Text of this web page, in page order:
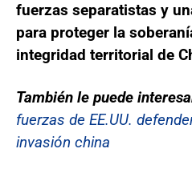
fuerzas separatistas y
para proteger la
integridad territorial de
También le puede
fuerzas de EE.UU.
invasión china